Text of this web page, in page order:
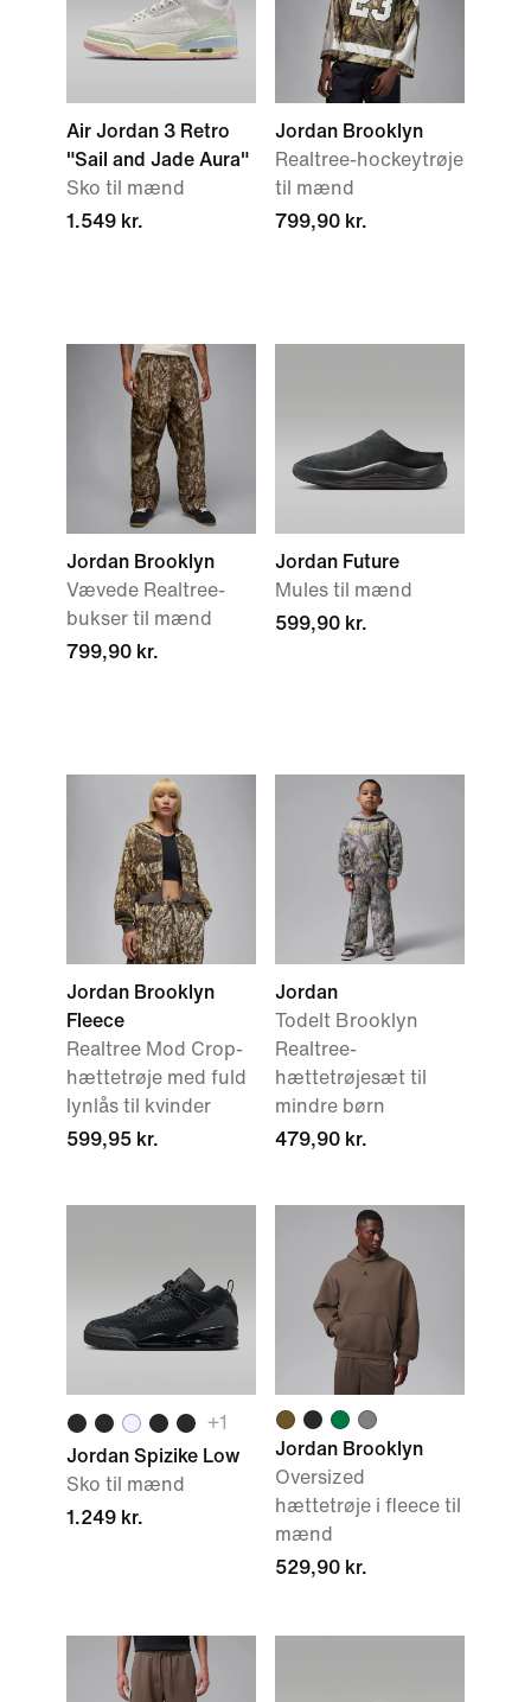
Air Jordan 3 Retro
"Sail and Jade Aura"
Sko til mænd
1.549 kr.
Jordan Brooklyn
Realtree-hockeytrøje
til mænd
799,90 kr.
Jordan Brooklyn
Vævede Realtree-
bukser til mænd
799,90 kr.
Jordan Future
Mules til mænd
599,90 kr.
Jordan Brooklyn
Fleece
Realtree Mod Crop-
hættetrøje med fuld
lynlås til kvinder
599,95 kr.
Jordan
Todelt Brooklyn
Realtree-
hættetrøjesæt til
mindre børn
479,90 kr.
+1
Jordan Spizike Low
Sko til mænd
1.249 kr.
Jordan Brooklyn
Oversized
hættetrøje i fleece til
mænd
529,90 kr.